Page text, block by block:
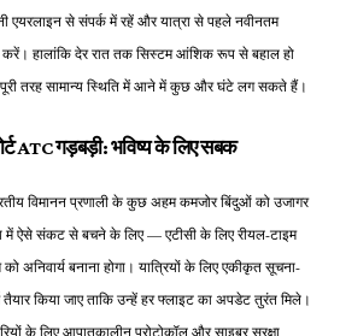
एयरलाइन से संपर्क में रहें और यात्रा से पहले नवीनतम
करें। हालांकि देर रात तक सिस्टम आंशिक रूप से बहाल हो
तरह सामान्य स्थिति में आने में कुछ और घंटे लग सकते हैं।
ATC गड़बड़ी: भविष्य के लिए सबक
विमानन प्रणाली के कुछ अहम कमजोर बिंदुओं को उजागर
में ऐसे संकट से बचने के लिए — एटीसी के लिए रीयल-टाइम
अनिवार्य बनाना होगा। यात्रियों के लिए एकीकृत सूचना-
तैयार किया जाए ताकि उन्हें हर फ्लाइट का अपडेट तुरंत मिले।
के लिए आपातकालीन प्रोटोकॉल और साइबर सुरक्षा